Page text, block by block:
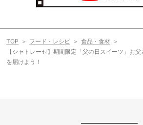
TOP フード・レシピ
食品・食材
【シャトレーゼ】期間限定「父の日スイーツ」お
を届けよう！